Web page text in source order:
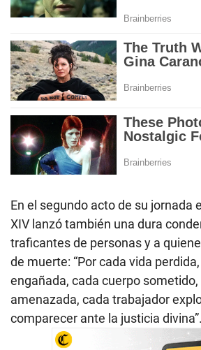
En el segundo acto de su jornada
XIV lanzó también una dura
traficantes de personas y a
de muerte: “Por cada vida
engañada, cada cuerpo
amenazada, cada trabajador
comparecer ante la justicia divina”.